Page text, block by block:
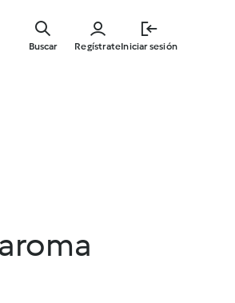
RegístrateIniciar sesión
Buscar